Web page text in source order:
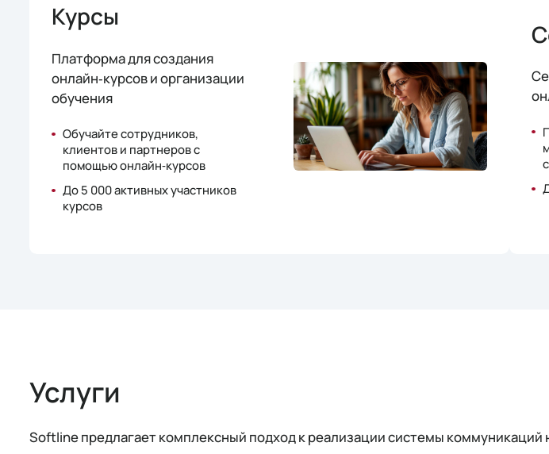
Курсы
Платформа для создания
онлайн‑курсов и организации
обучения
Обучайте сотрудников,
клиентов и партнеров с
помощью онлайн‑курсов
До 5 000 активных участников
курсов
Услуги
Softline предлагает комплексный подход к реализации системы